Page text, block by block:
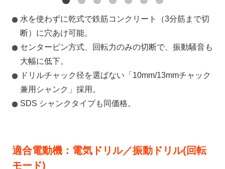
水を使わずに乾式で鉄筋コンクリート（3分筋まで切
断）に穴あけ可能。
センターピン方式、回転力のみの切断で、振動騒音も
大幅に低下。
ドリルチャック径を選ばない「10mm/13mmチャック
兼用シャンク」採用。
SDS シャンクタイプも同価格。
適合電動機：電気ドリル／振動ドリル(回転
モード)